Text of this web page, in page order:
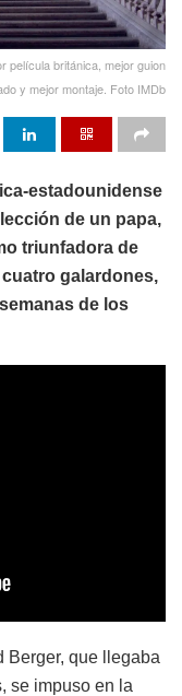
película británica, mejor guion
y mejor montaje. Foto IMDb
estadounidense
de un papa,
triunfadora de
galardones,
de los
Berger, que llegaba
se impuso en la